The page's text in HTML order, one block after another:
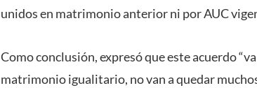
unidos en matrimonio anterior ni por AUC
Como conclusión, expresó que este acuerdo
matrimonio igualitario, no van a quedar